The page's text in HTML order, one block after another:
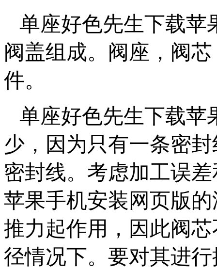
单座好色先生下载苹果
阀盖组成。阀座，阀
件。
单座好色先生下载苹
少，因为只有一条
密封线。考虑加工
苹果手机安装网页版的
推力起作用，因此阀
径情况下。要对其进